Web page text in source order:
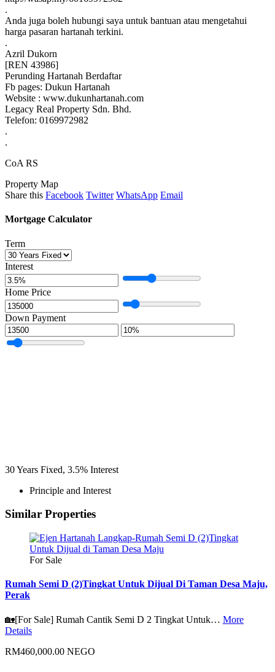
.
Anda juga boleh hubungi saya untuk bantuan atau mengetahui
harga pasaran hartanah terkini.
.
Azril Dukorn
[REN 43986]
Perunding Hartanah Berdaftar
Fb pages: Dukun Hartanah
Website : www.dukunhartanah.com
Legacy Real Property Sdn. Bhd.
Telefon: 0169972982
.
.
CoA RS
Property Map
Share this Facebook Twitter WhatsApp Email
Mortgage Calculator
Term
Interest
Home Price
Down Payment
30Years Fixed, 3.5% Interest
Principle and Interest
Similar Properties
For Sale
Rumah Semi D (2)Tingkat Untuk Dijual Di Taman Desa Maju,
Perak
🏡[For Sale] Rumah Cantik Semi D 2 Tingkat Untuk… More
Details
RM460,000.00 NEGO